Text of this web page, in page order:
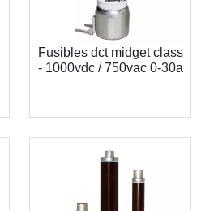
Fusibles dct midget class
- 1000vdc / 750vac 0-30a